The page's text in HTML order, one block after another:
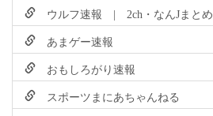
ウルフ速報 | 2ch・なんJまとめ
あまゲー速報
おもしろがり速報
スポーツまにあちゃんねる